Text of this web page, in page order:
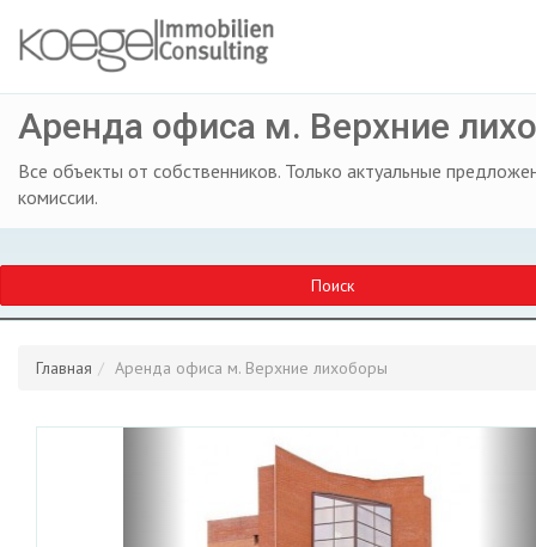
Аренда офиса м. Верхние
Все объекты от собственников. Только актуальные
комиссии.
Поиск
Главная Аренда офиса м. Верхние лихоборы